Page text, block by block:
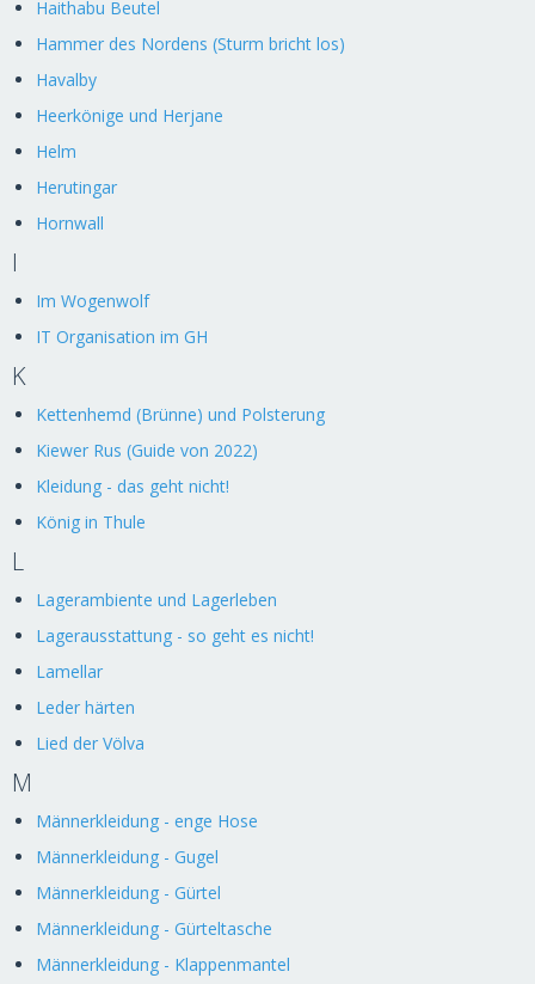
Haithabu Beutel
Hammer des Nordens (Sturm bricht los)
Havalby
Heerkönige und Herjane
Helm
Herutingar
Hornwall
I
Im Wogenwolf
IT Organisation im GH
K
Kettenhemd (Brünne) und Polsterung
Kiewer Rus (Guide von 2022)
Kleidung - das geht nicht!
König in Thule
L
Lagerambiente und Lagerleben
Lagerausstattung - so geht es nicht!
Lamellar
Leder härten
Lied der Völva
M
Männerkleidung - enge Hose
Männerkleidung - Gugel
Männerkleidung - Gürtel
Männerkleidung - Gürteltasche
Männerkleidung - Klappenmantel